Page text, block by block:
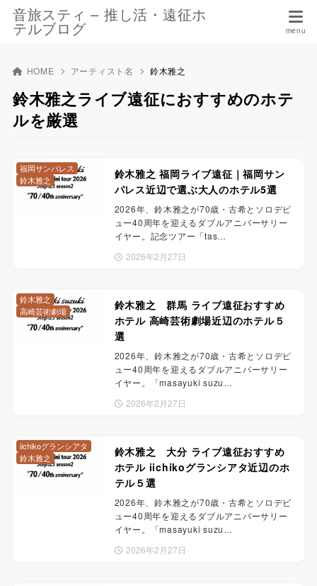
音旅スティ – 推し活・遠征ホ
テルブログ
HOME アーティスト名 鈴木雅之
鈴木雅之ライブ遠征におすすめのホテ
ルを厳選
鈴木雅之 福岡ライブ遠征｜福岡サン
パレス近辺で選ぶ大人のホテル5選
2026年、鈴木雅之が70歳・古希とソロデビ
ュー40周年を迎えるダブルアニバーサリー
イヤー。記念ツアー「tas…
2026年2月27日
福岡サンパレス
鈴木雅之
鈴木雅之 群馬 ライブ遠征おすすめ
ホテル 高崎芸術劇場近辺のホテル５
選
2026年、鈴木雅之が70歳・古希とソロデビ
ュー40周年を迎えるダブルアニバーサリー
イヤー。「masayuki suzu…
2026年2月27日
鈴木雅之
高崎芸術劇場
鈴木雅之 大分 ライブ遠征おすすめ
ホテル iichikoグランシアタ近辺のホ
テル５選
2026年、鈴木雅之が70歳・古希とソロデビ
ュー40周年を迎えるダブルアニバーサリー
イヤー。「masayuki suzu…
2026年2月27日
iichikoグランシアタ
鈴木雅之